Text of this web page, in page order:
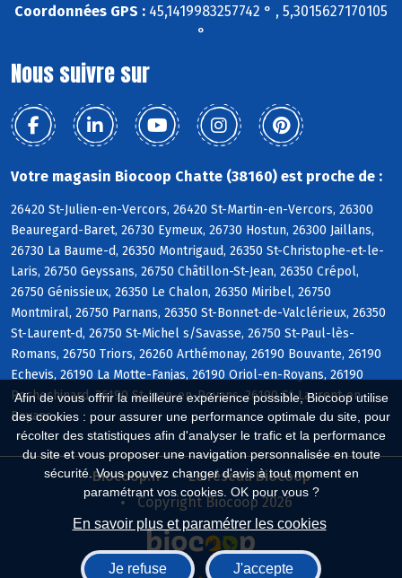
Afin de vous offrir la meilleure expérience possible, Biocoop utilise
des cookies : pour assurer une performance optimale du site, pour
récolter des statistiques afin d'analyser le trafic et la performance
du site et vous proposer une navigation personnalisée en toute
sécurité. Vous pouvez changer d'avis à tout moment en
paramétrant vos cookies. OK pour vous ?
En savoir plus et paramétrer les cookies
Je refuse J'accepte
Coordonnées GPS : 45,1419983257742 ° , 5,3015627170105
°
Nous suivre sur
Votre magasin Biocoop Chatte (38160) est proche de :
26420 St-Julien-en-Vercors, 26420 St-Martin-en-Vercors, 26300
Beauregard-Baret, 26730 Eymeux, 26730 Hostun, 26300 Jaillans,
26730 La Baume-d, 26350 Montrigaud, 26350 St-Christophe-et-le-
Laris, 26750 Geyssans, 26750 Châtillon-St-Jean, 26350 Crépol,
26750 Génissieux, 26350 Le Chalon, 26350 Miribel, 26750
Montmiral, 26750 Parnans, 26350 St-Bonnet-de-Valclérieux, 26350
St-Laurent-d, 26750 St-Michel s/Savasse, 26750 St-Paul-lès-
Romans, 26750 Triors, 26260 Arthémonay, 26190 Bouvante, 26190
Echevis, 26190 La Motte-Fanjas, 26190 Oriol-en-Royans, 26190
Rochechinard, 26190 St-Jean-en-Royans, 26190 St-Laurent-en-
Royans
Biocoop.fr
Le réseau Biocoop
Copyright Biocoop 2026